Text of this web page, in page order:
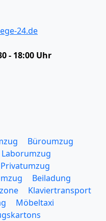
24.de
- 18:00 Uhr
Büroumzug
Laborumzug
Privatumzug
Beiladung
Klaviertransport
Möbeltaxi